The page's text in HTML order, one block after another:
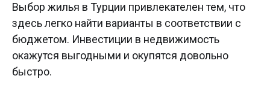
Выбор жилья в Турции привлекателен тем, что
здесь легко найти варианты в соответствии с
бюджетом. Инвестиции в недвижимость
окажутся выгодными и окупятся довольно
быстро.